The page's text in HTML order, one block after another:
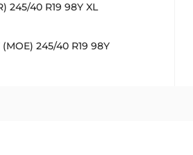
245/40 R19 98Y XL
245/40 R19 98Y